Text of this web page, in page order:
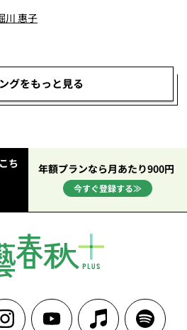
川 惠子
グをもっと見る
ち
年額プランなら月あたり900円
今すぐ登録する≫